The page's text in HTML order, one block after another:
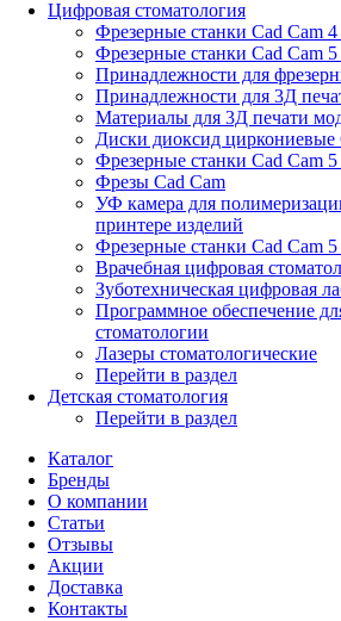
Цифровая стоматология
Фрезерные станки Cad Cam
Фрезерные станки Cad Cam
Принадлежности для
Принадлежности для 3Д
Материалы для 3Д печати
Диски диоксид циркониевые
Фрезерные станки Cad Cam
Фрезы Cad Cam
УФ камера для
принтере изделий
Фрезерные станки Cad Cam 5
Врачебная цифровая
Зуботехническая цифровая
Программное обеспечение
стоматологии
Лазеры стоматологические
Перейти в раздел
Детская стоматология
Перейти в раздел
Каталог
Бренды
О компании
Статьи
Отзывы
Акции
Доставка
Контакты